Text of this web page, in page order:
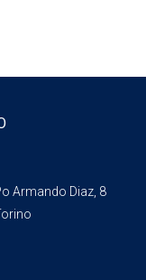
Armando Diaz, 8